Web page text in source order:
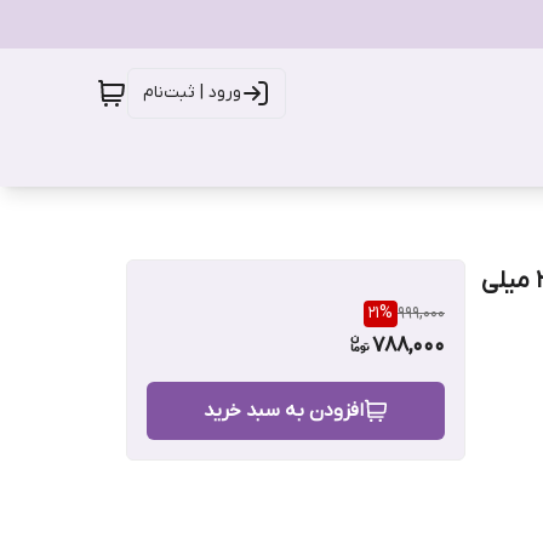
ورود | ثبت‌نام
اسپری خوشبو کننده بدن زنانه مردیت مدل Zen حجم 200 میلی
999,000
21%
788,000
افزودن به سبد خرید